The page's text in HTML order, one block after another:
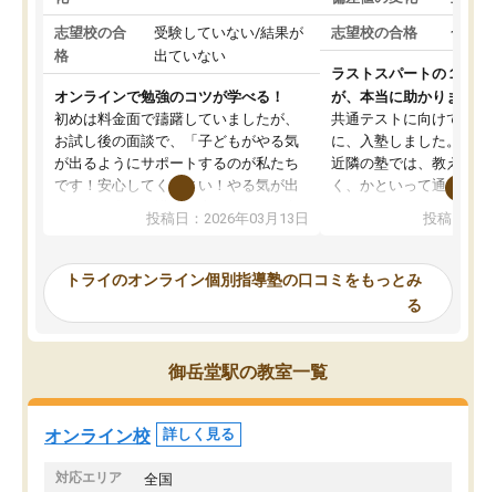
志望校の合
格
受験していない/結果が
出ていない
オンラインで勉強のコツが学べる！
初めは料金面で躊躇していましたが、
お試し後の面談で、「子どもがやる気
が出るようにサポートするのが私たち
です！安心してください！やる気が出
ないのは私たち講師の責任です」と言
ってくださり、確かに！と考えて、思
ったんですが、学生の先生から学ぶこ
み、徐々に成績が上がったらいいなと
思っていました。何が今足りないのか
を的確に指導いただき、子どももびっ
くりするほど楽しんでやる気を持って
塾を受けています。狙い通り、少しず
つ成績も上がり、苦手意識も無くなっ
てきたので、さらに苦手な数学も追加
でお願いしました。来年の高校受験に
投稿日：2026年03月13日
志望校の合格 合格
ラストスパートの１か月
が、本当に助かりました
共通テストに向けての追
に、入塾しました。田舎
近隣の塾では、教えても
く、かといって通うには
可能なので本当に助か
らないところをピンポイ
頂いて、とてもわかり
していました。一生を
スト、多少お金がかかっ
投稿日：
トライのオンライン個別指導塾の口コミをもっとみ
る
御岳堂駅の教室一覧
オンライン校 詳しく見る
対応エリア 全国